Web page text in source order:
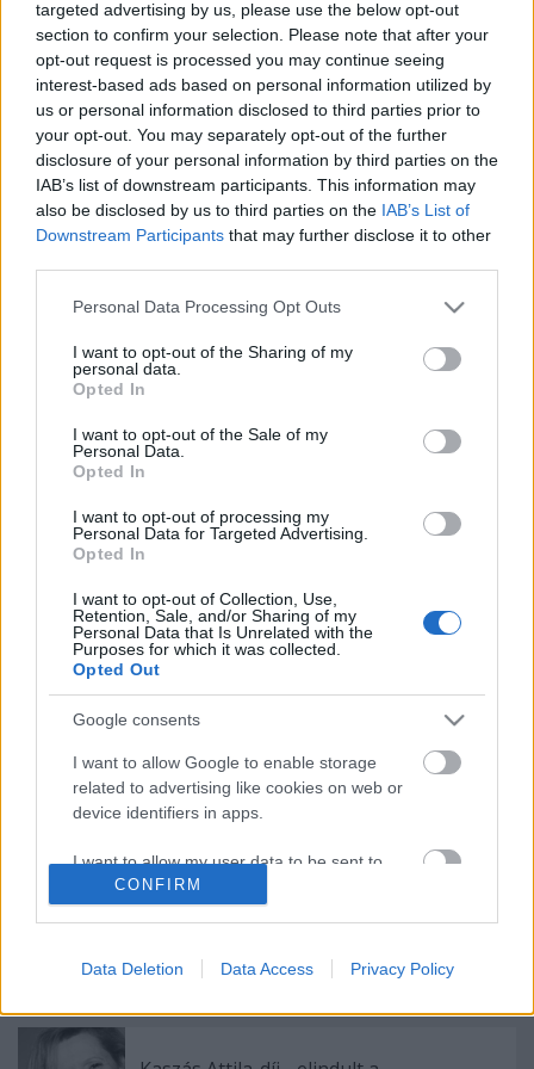
targeted advertising by us, please use the below opt-out
section to confirm your selection. Please note that after your
opt-out request is processed you may continue seeing
interest-based ads based on personal information utilized by
us or personal information disclosed to third parties prior to
your opt-out. You may separately opt-out of the further
disclosure of your personal information by third parties on the
IAB’s list of downstream participants. This information may
also be disclosed by us to third parties on the IAB’s List of
Downstream Participants that may further disclose it to other
Please note that this website/app uses one or more Google
not limited to your visit or usage behaviour. You may click to
grant or deny consent to Google and its third-party tags to
use your data for below specified purposes in below Google
consent section.
Personal Data Processing Opt Outs
I want to opt-out of the Sharing of my
personal data.
Opted In
I want to opt-out of the Sale of my
Personal Data.
Opted In
I want to opt-out of processing my
Personal Data for Targeted Advertising.
Opted In
I want to opt-out of Collection, Use,
Retention, Sale, and/or Sharing of my
Personal Data that Is Unrelated with the
Purposes for which it was collected.
Opted Out
Google consents
I want to allow Google to enable storage
related to advertising like cookies on web or
device identifiers in apps.
I want to allow my user data to be sent to
Google for online advertising purposes.
personalized advertising.
I want to allow Google to enable storage
related to analytics like cookies on web or
device identifiers in apps.
CONFIRM
Data Deletion Data Access Privacy Policy
Az együttes :
Kiss Erzsi- ének
Vajdovich Árpád- bőgő, basszusgitár
Sütő Márton- gitár
G.Szabó Hunor - dobok, gitár, derbukka, kalimba
Kovács Linda- ének
Időpont:2006. április 27. csütörtök, 21.00
Gödör Klub
forrás: E.K.E.Z.
Pénteken ismét online vetítés a
Vörösmarty Színházban
A Centrál Színház új jegyrendszeren
keresztül értékesíti a következő évad
jegyeit
Színház